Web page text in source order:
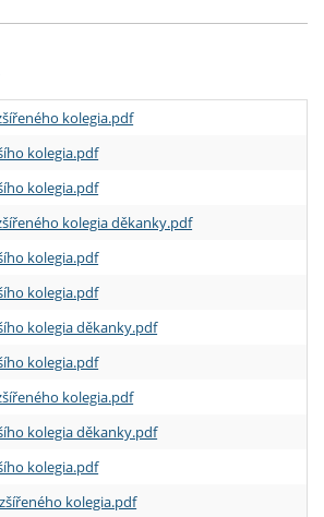
kolegia.pdf
kolegia.pdf
kolegia.pdf
kolegia děkanky.pdf
kolegia.pdf
kolegia.pdf
kolegia děkanky.pdf
kolegia.pdf
kolegia.pdf
kolegia děkanky.pdf
kolegia.pdf
kolegia.pdf